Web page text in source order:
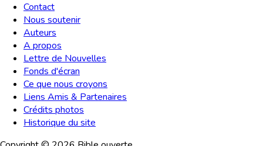
Contact
Nous soutenir
Auteurs
A propos
Lettre de Nouvelles
Fonds d'écran
Ce que nous croyons
Liens Amis & Partenaires
Crédits photos
Historique du site